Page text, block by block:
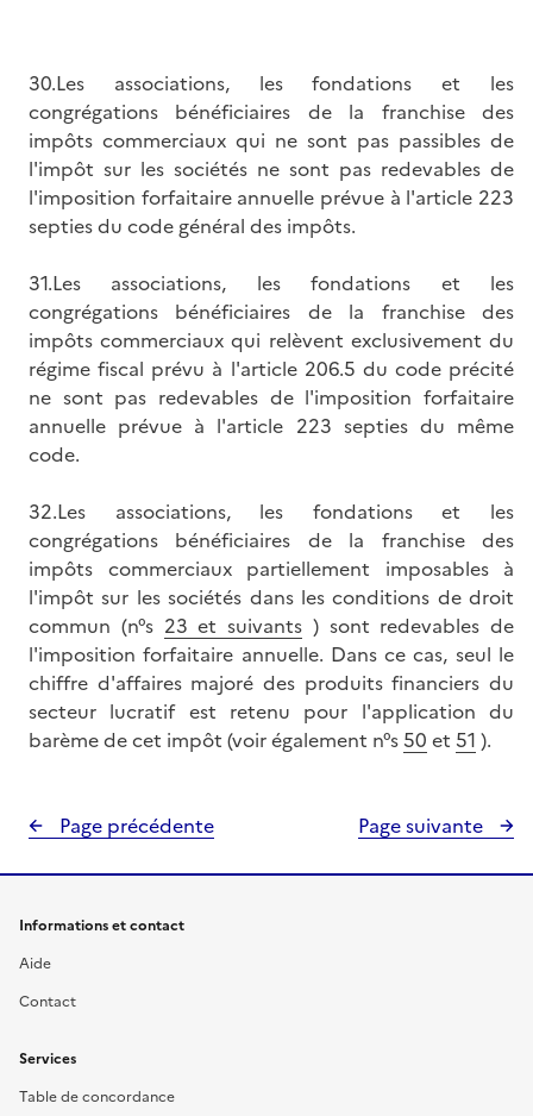
30.Les associations, les fondations et les
congrégations bénéficiaires de la franchise des
impôts commerciaux qui ne sont pas passibles de
l'impôt sur les sociétés ne sont pas redevables de
l'imposition forfaitaire annuelle prévue à l'article 223
septies du code général des impôts.
31.Les associations, les fondations et les
congrégations bénéficiaires de la franchise des
impôts commerciaux qui relèvent exclusivement du
régime fiscal prévu à l'article 206.5 du code précité
ne sont pas redevables de l'imposition forfaitaire
annuelle prévue à l'article 223 septies du même
code.
32.Les associations, les fondations et les
congrégations bénéficiaires de la franchise des
impôts commerciaux partiellement imposables à
l'impôt sur les sociétés dans les conditions de droit
commun (n°s 23 et suivants ) sont redevables de
l'imposition forfaitaire annuelle. Dans ce cas, seul le
chiffre d'affaires majoré des produits financiers du
secteur lucratif est retenu pour l'application du
barème de cet impôt (voir également n°s 50 et 51 ).
Page précédente Page suivante
Informations et contact
Aide
Contact
Services
Table de concordance